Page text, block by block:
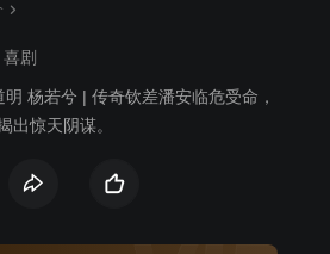
喜剧
杨若兮 | 传奇钦差潘安临危受命，
出惊天阴谋。